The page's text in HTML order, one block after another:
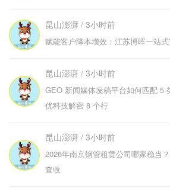
昆山澎湃 / 3小时前
赋能客户降本增效：江苏博晖一站
昆山澎湃 / 3小时前
GEO 新闻媒体发稿平台如何匹配 5
优科技解密 8 个行
昆山澎湃 / 3小时前
2026年南京钢管租赁公司哪家稳当
查收